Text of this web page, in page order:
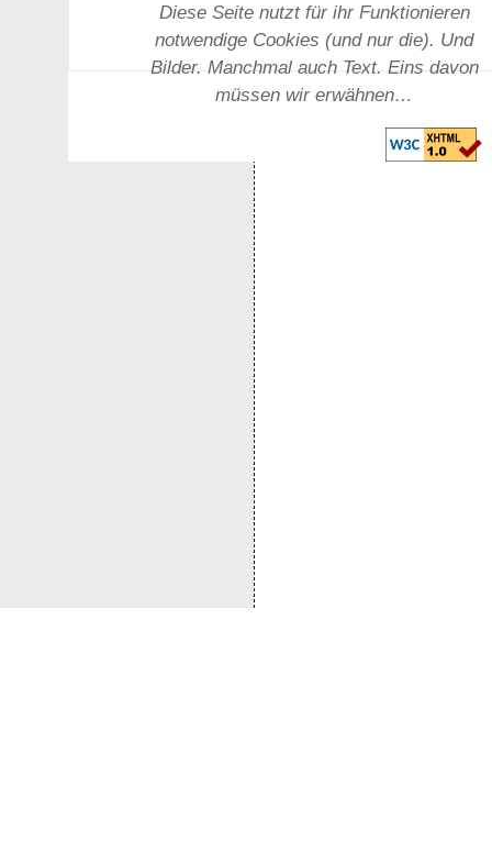
Diese Seite nutzt für ihr Funktionieren
notwendige Cookies (und nur die). Und
Bilder. Manchmal auch Text. Eins davon
müssen wir erwähnen…